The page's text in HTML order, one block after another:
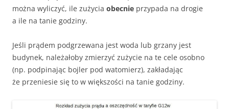
można wyliczyć, ile zużycia obecnie przypada na drogie
a ile na tanie godziny.
Jeśli prądem podgrzewana jest woda lub grzany jest
budynek, należałoby zmierzyć zużycie na te cele osobno
(np. podpinając bojler pod watomierz), zakładając
że przeniesie się to w większości na tanie godziny.